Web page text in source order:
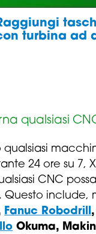
turbina ad
qualsiasi
24 ore su 7,
CNC
Questo include,
Fanuc Robodrill,
Okuma,